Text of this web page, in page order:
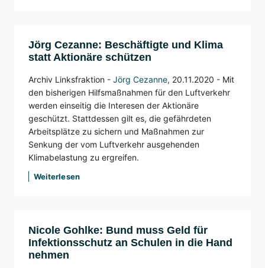
Jörg Cezanne: Beschäftigte und Klima
statt Aktionäre schützen
Archiv Linksfraktion - Jörg Cezanne, 20.11.2020 - Mit
den bisherigen Hilfsmaßnahmen für den Luftverkehr
werden einseitig die Interesen der Aktionäre
geschützt. Stattdessen gilt es, die gefährdeten
Arbeitsplätze zu sichern und Maßnahmen zur
Senkung der vom Luftverkehr ausgehenden
Klimabelastung zu ergreifen.
Weiterlesen
Nicole Gohlke: Bund muss Geld für
Infektionsschutz an Schulen in die Hand
nehmen